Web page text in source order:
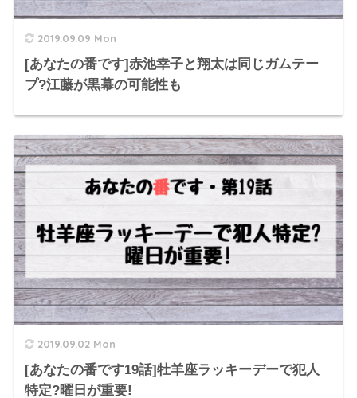
2019.09.09 Mon
[あなたの番です]赤池幸子と翔太は同じガムテー
プ?江藤が黒幕の可能性も
2019.09.02 Mon
[あなたの番です19話]牡羊座ラッキーデーで犯人
特定?曜日が重要!